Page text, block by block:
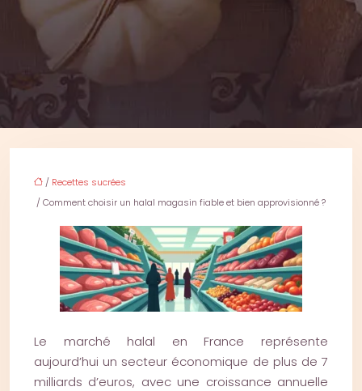
/ Recettes sucrées
/ Comment choisir un halal magasin fiable et bien approvisionné ?
Le marché halal en France représente
aujourd’hui un secteur économique de plus de 7
milliards d’euros, avec une croissance annuelle